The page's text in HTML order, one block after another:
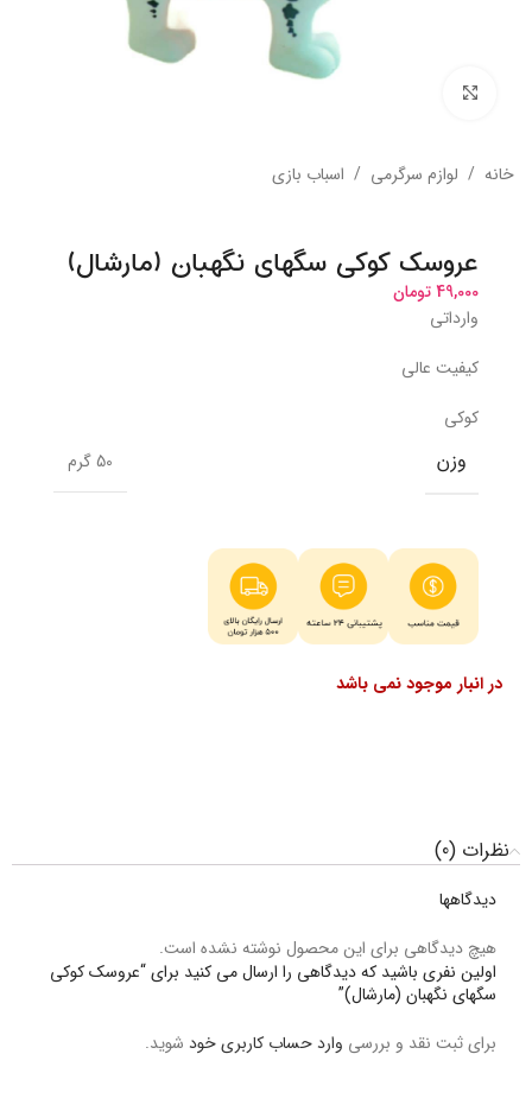
خانه / لوازم سرگرمی / اسباب بازی
عروسک کوکی سگهای نگهبان (مارشال)
49,000تومان
وارداتی
کیفیت عالی
کوکی
وزن 50 گرم
در انبار موجود نمی باشد
نظرات (0)
دیدگاهها
هیچ دیدگاهی برای این محصول نوشته نشده است.
اولین نفری باشید که دیدگاهی را ارسال می کنید برای “عروسک کوکی
سگهای نگهبان (مارشال)”
برای ثبت نقد و بررسی وارد حساب کاربری خود شوید.